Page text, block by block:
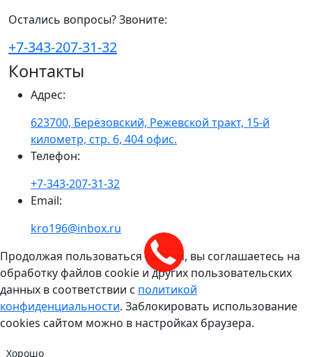
Остались вопросы? Звоните:
+7-343-207-31-32
Контакты
Адрес:
623700, Берёзовский, Режевской тракт, 15-й
километр, стр. 6, 404 офис.
Телефон:
+7-343-207-31-32
Email:
kro196@inbox.ru
Продолжая пользоваться сайтом, вы соглашаетесь на
обработку файлов cookie и других пользовательских
данных в соответствии с политикой
конфиденциальности. Заблокировать использование
cookies сайтом можно в настройках браузера.
Хорошо